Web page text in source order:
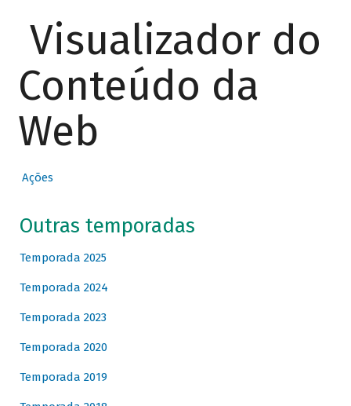
Visualizador do
Conteúdo da
Web
Ações
Outras temporadas
Temporada 2025
Temporada 2024
Temporada 2023
Temporada 2020
Temporada 2019